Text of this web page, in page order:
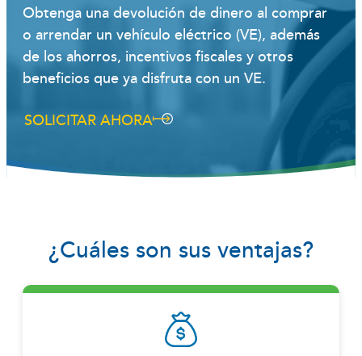
Obtenga una devolución de dinero al comprar
o arrendar un vehículo eléctrico (VE), además
de los ahorros, incentivos fiscales y otros
beneficios que ya disfruta con un VE.
SOLICITAR AHORA
¿Cuáles son sus ventajas?